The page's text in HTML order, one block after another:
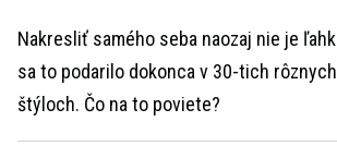
Nakresliť samého seba naozaj nie je
sa to podarilo dokonca v 30-tich
štýloch. Čo na to poviete?